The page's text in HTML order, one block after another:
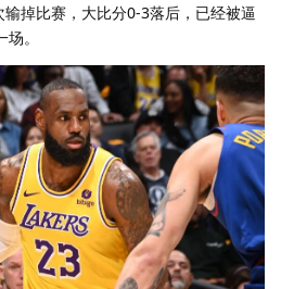
掉比赛，大比分0-3落后，已经被逼
。